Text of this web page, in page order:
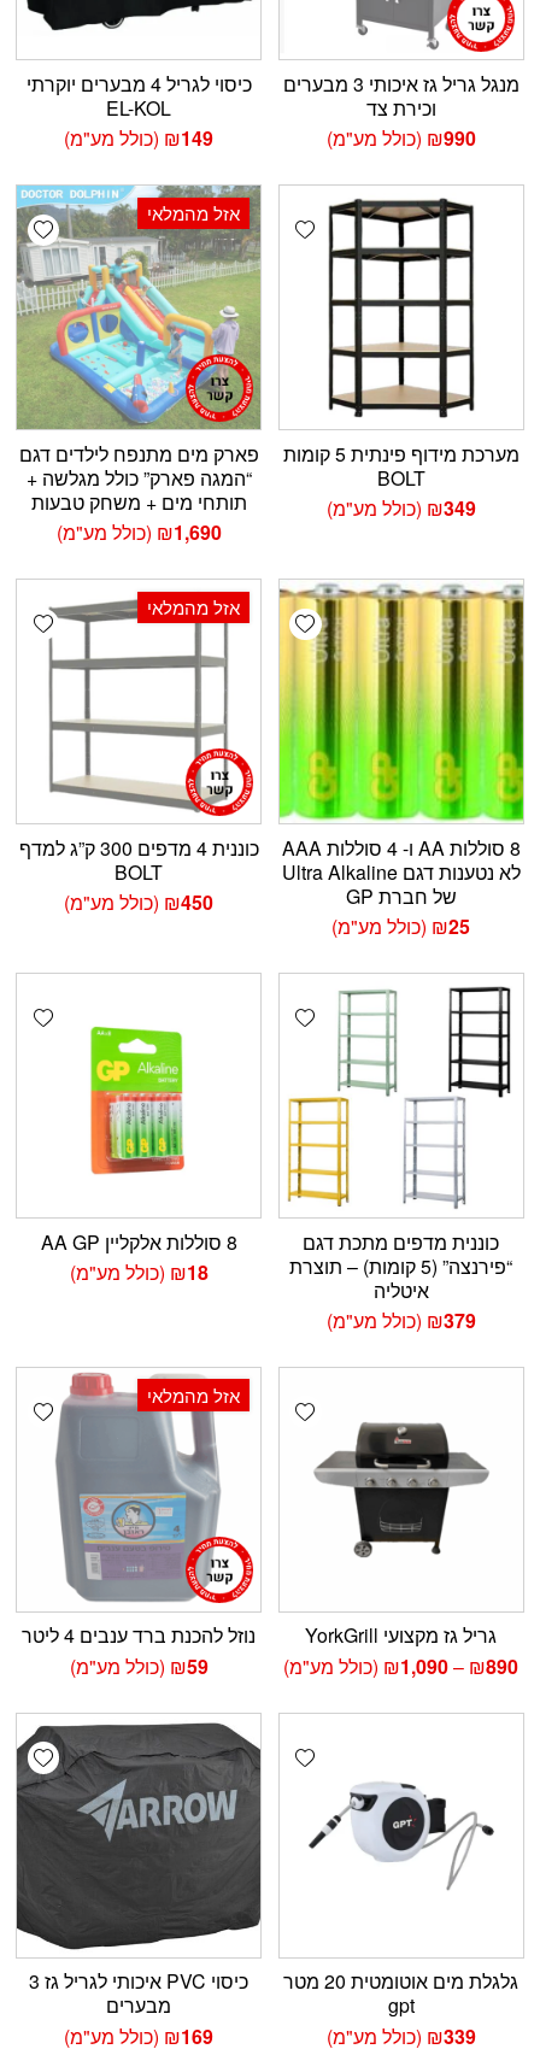
מנגל גריל גז איכותי 3 מבערים
וכירת צד
₪990 (כולל מע"מ)
כיסוי לגריל 4 מבערים יוקרתי
EL-KOL
₪149 (כולל מע"מ)
Add wishlist
מערכת מידוף פינתית 5 קומות
BOLT
₪349 (כולל מע"מ)
אזל מהמלאי
פארק מים מתנפח לילדים דגם
“המגה פארק” כולל מגלשה +
תותחי מים + משחק טבעות
₪1,690 (כולל מע"מ)
Add wishlist
8 סוללות AA ו- 4 סוללות AAA
לא נטענות דגם Ultra Alkaline
של חברת GP
₪25 (כולל מע"מ)
אזל מהמלאי
כוננית 4 מדפים 300 ק”ג למדף
BOLT
₪450 (כולל מע"מ)
Add wishlist
כוננית מדפים מתכת דגם
“פירנצה” (5 קומות) – תוצרת
איטליה
₪379 (כולל מע"מ)
8 סוללות אלקליין AA GP
₪18 (כולל מע"מ)
Add wishlist
גריל גז מקצועי YorkGrill
₪890
–
₪1,090
טווח
⁦₪890⁩
(כולל מע"מ)
אזל מהמלאי
נוזל להכנת ברד ענבים 4 ליטר
₪59 (כולל מע"מ)
Add wishlist
גלגלת מים אוטומטית 20 מטר
gpt
₪339 (כולל מע"מ)
כיסוי PVC איכותי לגריל גז 3
מבערים
₪169 (כולל מע"מ)